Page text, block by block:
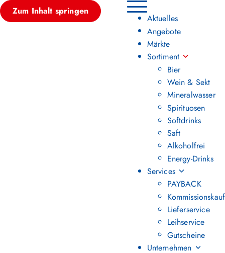
Zum Inhalt springen
Hauptmenü umschalten
Aktuelles
Angebote
Märkte
Sortiment
Bier
Wein & Sekt
Mineralwasser
Spirituosen
Softdrinks
Saft
Alkoholfrei
Energy-Drinks
Services
PAYBACK
Kommissionskauf
Lieferservice
Leihservice
Gutscheine
Unternehmen